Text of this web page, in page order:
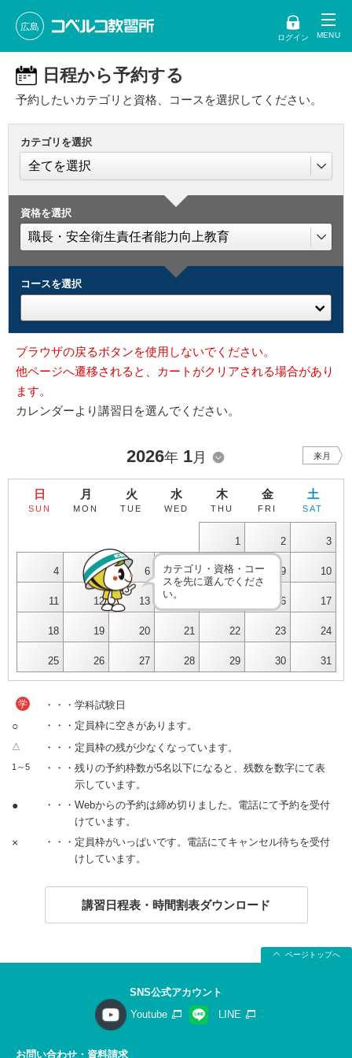
広島
ログイン
日程から予約する
予約したいカテゴリと資格、コースを選択してください。
カテゴリを選択
資格を選択
コースを選択
ブラウザの戻るボタンを使用しないでください。
他ページへ遷移されると、カートがクリアされる場合があり
ます。
カレンダーより講習日を選んでください。
2026年 1月 来月
日
SUN
月
MON
火
TUE
水
WED
木
THU
金
FRI
土
SAT
1 2 3
4 5 6 7 8 9 10
11 12 13 16 17
18 19 20 21 22 23 24
25 26 27 28 29 30 31
カテゴリ・資格・コー
スを先に選んでくださ
い。
学 ・・・学科試験日
○ ・・・定員枠に空きがあります。
△ ・・・定員枠の残が少なくなっています。
1～5
・・・残りの予約枠数が5名以下になると、残数を数字にて表
示しています。
●
・・・Webからの予約は締め切りました。電話にて予約を受付
けています。
×
・・・定員枠がいっぱいです。電話にてキャンセル待ちを受付
けしています。
講習日程表・時間割表ダウンロード
ページトップへ
SNS公式アカウント
Youtube
LINE
お問い合わせ・資料請求